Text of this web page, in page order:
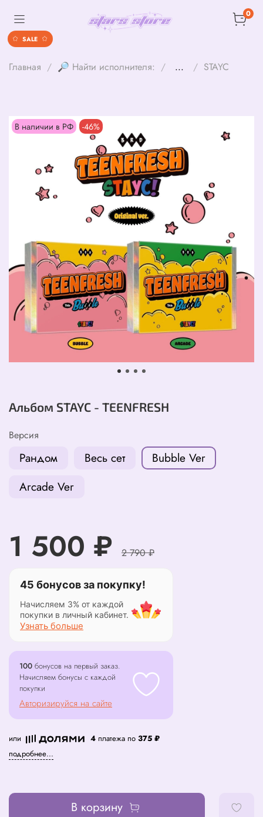
0
Главная 🔎 Найти исполнителя: ... STAYC
В наличии в РФ -46%
Альбом STAYC - TEENFRESH
Версия
Рандом Весь сет
Bubble Ver
Arcade Ver
1 500 ₽ 2 790 ₽
45 бонусов за покупку!
Начисляем 3% от каждой
покупки в личный кабинет.
Узнать больше
100 бонусов на первый заказ.
Начисляем бонусы с каждой
покупки
Авторизируйся на сайте
или 4 платежа по 375 ₽
подробнее...
В корзину